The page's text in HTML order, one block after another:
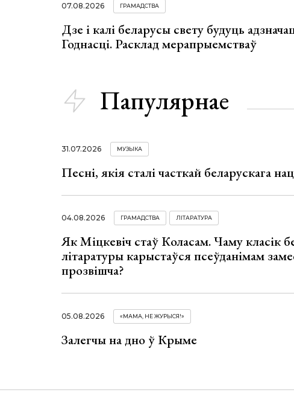
07.08.2026 ГРАМАДСТВА
Дзе і калі беларусы свету будуць
Годнасці. Расклад мерапрыемстваў
Папулярнае
31.07.2026 МУЗЫКА
Песні, якія сталі часткай беларускага
04.08.2026 ГРАМАДСТВА ЛІТАРАТУРА
Як Міцкевіч стаў Коласам. Чаму класік
літаратуры карыстаўся псеўданімам
прозвішча?
05.08.2026 «МАМА, НЕ ЖУРЫСЯ!»
Залегчы на дно ў Крыме